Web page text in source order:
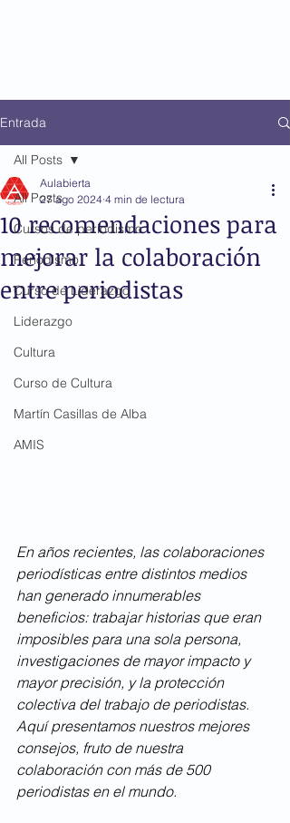
Entrada
All Posts
Cursos de periodismo
Periodismo
Curso de Liderazgo
Liderazgo
Cultura
Curso de Cultura
Martín Casillas de Alba
AMIS
All Posts
10 recomendaciones para
mejorar la colaboración
entre periodistas
Aulabierta
27 ago 2024 4 min de lectura
En años recientes, las colaboraciones
periodísticas entre distintos medios
han generado innumerables
beneficios: trabajar historias que eran
imposibles para una sola persona,
investigaciones de mayor impacto y
mayor precisión, y la protección
colectiva del trabajo de periodistas.
Aquí presentamos nuestros mejores
consejos, fruto de nuestra
colaboración con más de 500
periodistas en el mundo.